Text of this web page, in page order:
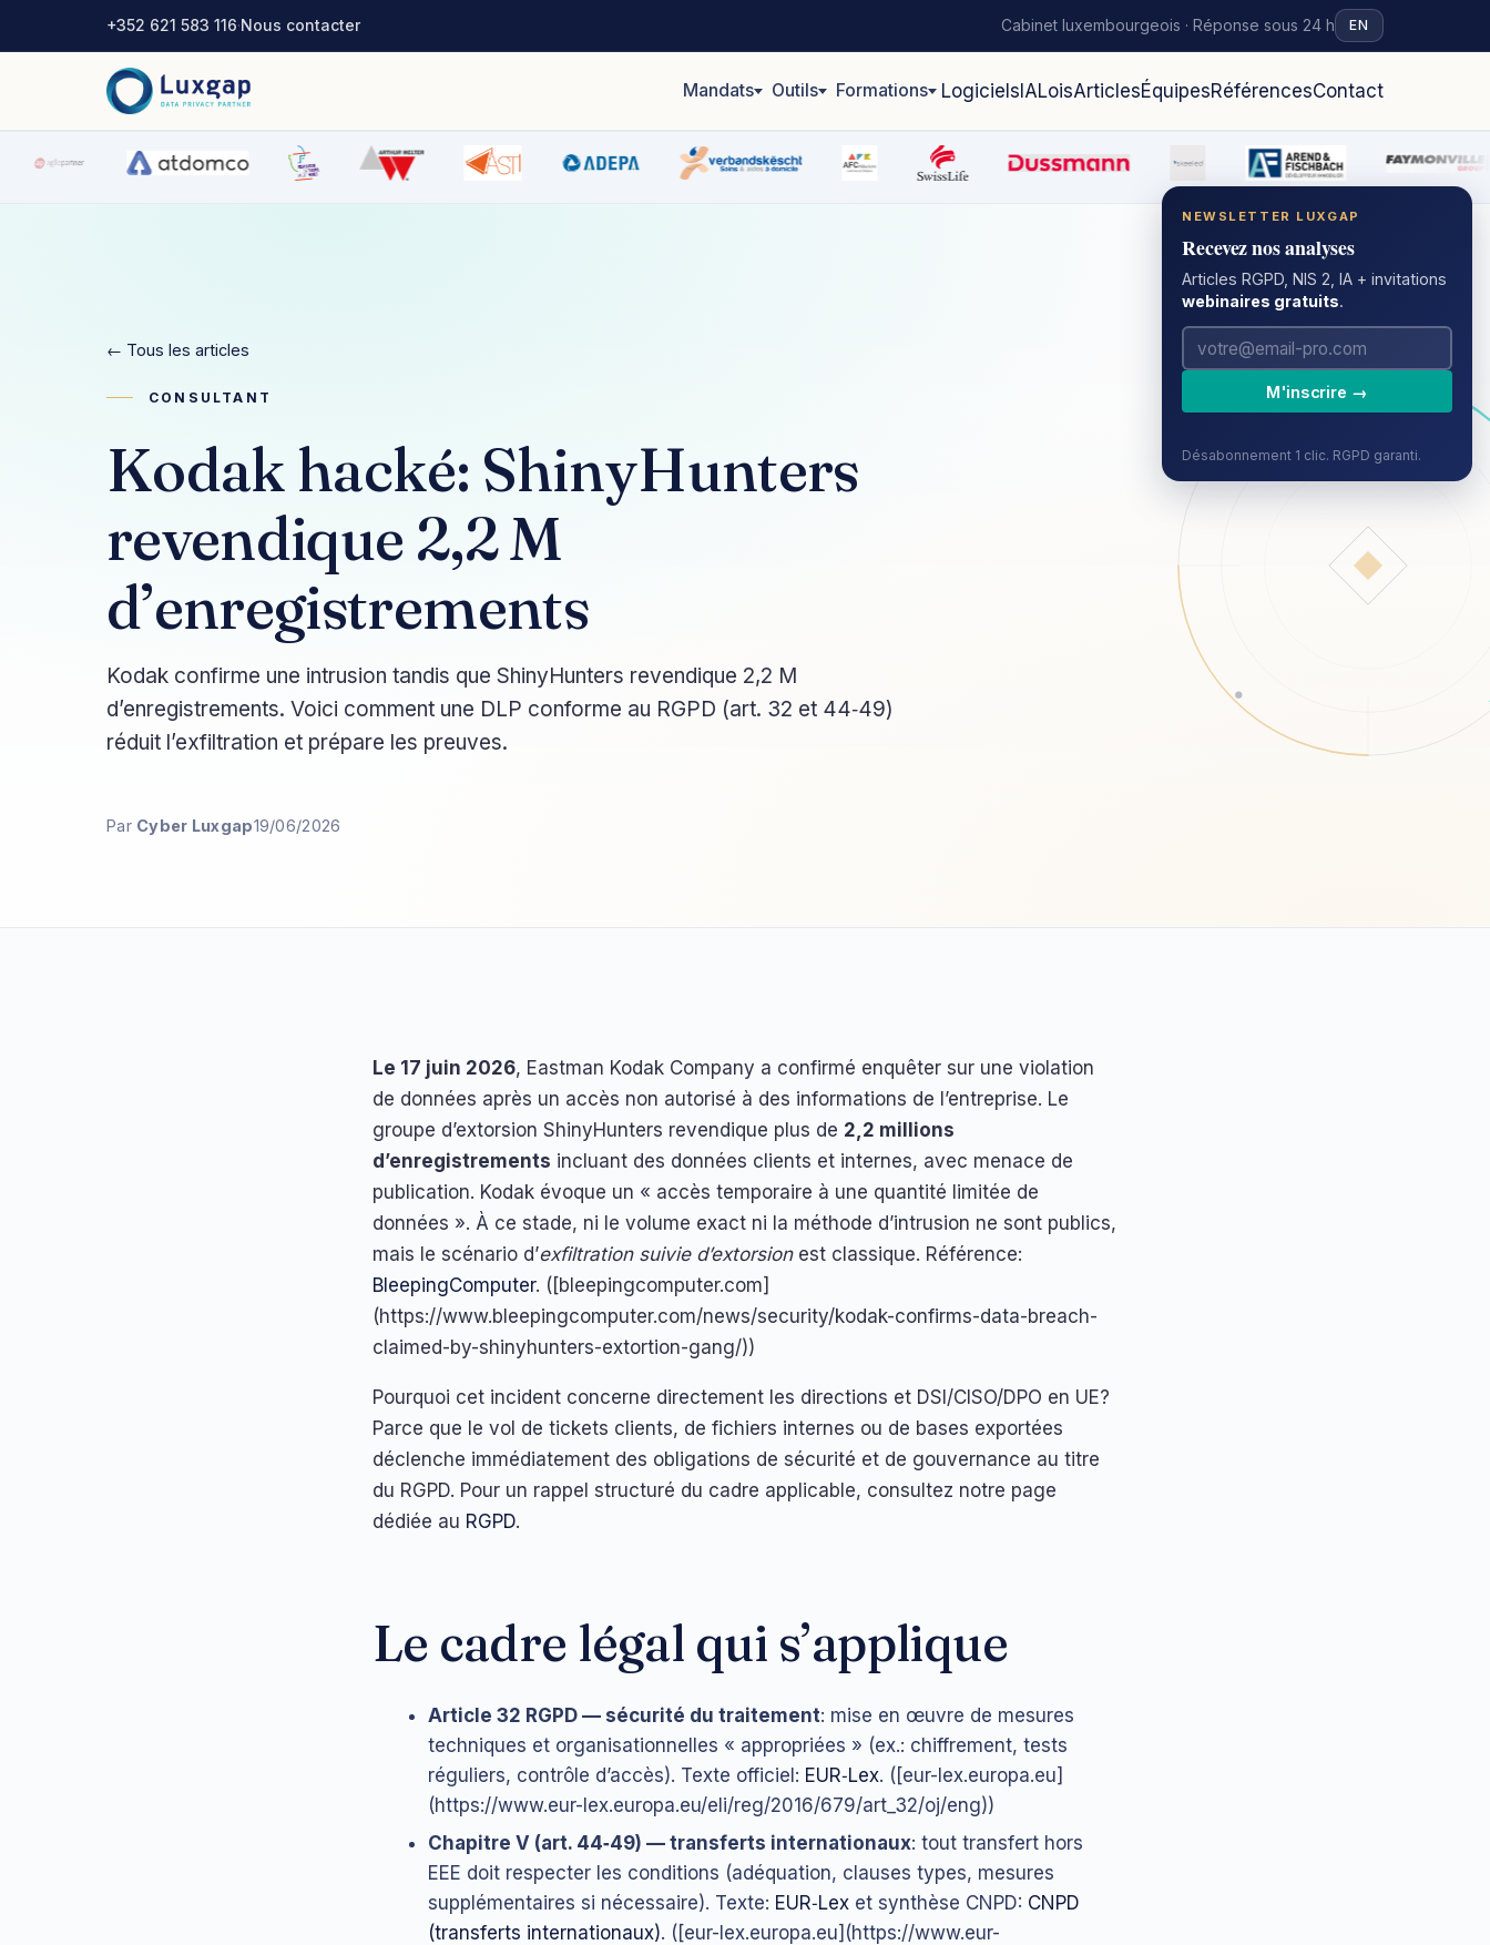
+352 621 583 116·Nous contacter Cabinet luxembourgeois · Réponse sous 24 h EN
Mandats Outils Formations Logiciels IALoisArticlesÉquipesRéférencesContact
← Tous les articles
CONSULTANT
Kodak hacké: ShinyHunters
revendique 2,2 M
d’enregistrements
Kodak confirme une intrusion tandis que ShinyHunters revendique 2,2 M
d’enregistrements. Voici comment une DLP conforme au RGPD (art. 32 et 44‑49)
réduit l’exfiltration et prépare les preuves.
Par Cyber Luxgap19/06/2026
Le 17 juin 2026, Eastman Kodak Company a confirmé enquêter sur une violation
de données après un accès non autorisé à des informations de l’entreprise. Le
groupe d’extorsion ShinyHunters revendique plus de 2,2 millions
d’enregistrements incluant des données clients et internes, avec menace de
publication. Kodak évoque un « accès temporaire à une quantité limitée de
données ». À ce stade, ni le volume exact ni la méthode d’intrusion ne sont publics,
mais le scénario d’exfiltration suivie d’extorsionest classique. Référence:
BleepingComputer. ([bleepingcomputer.com]
(https://www.bleepingcomputer.com/news/security/kodak-confirms-data-breach-
claimed-by-shinyhunters-extortion-gang/))
Pourquoi cet incident concerne directement les directions et DSI/CISO/DPO en UE?
Parce que le vol de tickets clients, de fichiers internes ou de bases exportées
déclenche immédiatement des obligations de sécurité et de gouvernance au titre
du RGPD. Pour un rappel structuré du cadre applicable, consultez notre page
dédiée au RGPD.
Le cadre légal qui s’applique
Article 32 RGPD — sécurité du traitement: mise en œuvre de mesures
techniques et organisationnelles « appropriées » (ex.: chiffrement, tests
réguliers, contrôle d’accès). Texte officiel: EUR‑Lex. ([eur-lex.europa.eu]
(https://www.eur-lex.europa.eu/eli/reg/2016/679/art_32/oj/eng))
Chapitre V (art. 44‑49) — transferts internationaux: tout transfert hors
EEE doit respecter les conditions (adéquation, clauses types, mesures
supplémentaires si nécessaire). Texte: EUR‑Lexet synthèse CNPD: CNPD
(transferts internationaux). ([eur-lex.europa.eu](https://www.eur-
NEWSLETTER LUXGAP
Recevez nos analyses
Articles RGPD, NIS 2, IA + invitations
webinaires gratuits.
M'inscrire →
Désabonnement 1 clic. RGPD garanti.